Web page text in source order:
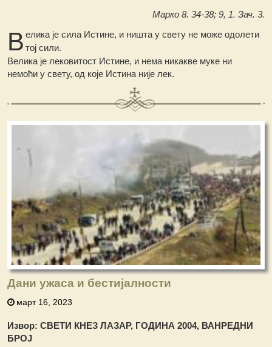
Марко 8. 34-38; 9, 1. Зач. 3.
В елика је сила Истине, и ништа у свету не може одолети
тој сили.
Велика је лековитост Истине, и нема никакве муке ни
немоћи у свету, од које Истина није лек.
Дани ужаса и бестијалности
март 16, 2023
Извор: СВЕТИ КНЕЗ ЛАЗАР, ГОДИНА 2004, ВАНРЕДНИ
БРОЈ